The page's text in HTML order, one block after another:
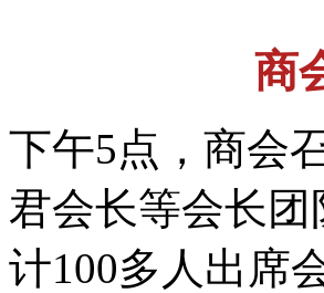
商
下午5点，商会
君会长等会长
计100多人出席